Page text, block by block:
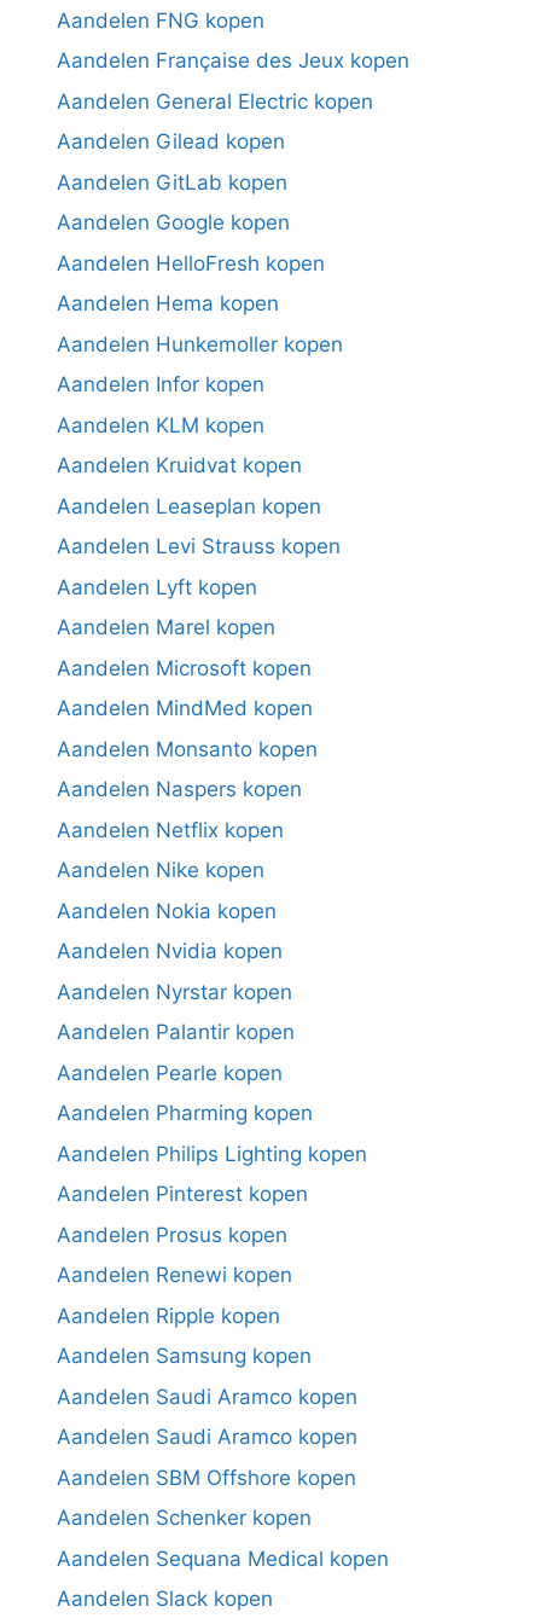
Aandelen FNG kopen
Aandelen Française des Jeux kopen
Aandelen General Electric kopen
Aandelen Gilead kopen
Aandelen GitLab kopen
Aandelen Google kopen
Aandelen HelloFresh kopen
Aandelen Hema kopen
Aandelen Hunkemoller kopen
Aandelen Infor kopen
Aandelen KLM kopen
Aandelen Kruidvat kopen
Aandelen Leaseplan kopen
Aandelen Levi Strauss kopen
Aandelen Lyft kopen
Aandelen Marel kopen
Aandelen Microsoft kopen
Aandelen MindMed kopen
Aandelen Monsanto kopen
Aandelen Naspers kopen
Aandelen Netflix kopen
Aandelen Nike kopen
Aandelen Nokia kopen
Aandelen Nvidia kopen
Aandelen Nyrstar kopen
Aandelen Palantir kopen
Aandelen Pearle kopen
Aandelen Pharming kopen
Aandelen Philips Lighting kopen
Aandelen Pinterest kopen
Aandelen Prosus kopen
Aandelen Renewi kopen
Aandelen Ripple kopen
Aandelen Samsung kopen
Aandelen Saudi Aramco kopen
Aandelen Saudi Aramco kopen
Aandelen SBM Offshore kopen
Aandelen Schenker kopen
Aandelen Sequana Medical kopen
Aandelen Slack kopen